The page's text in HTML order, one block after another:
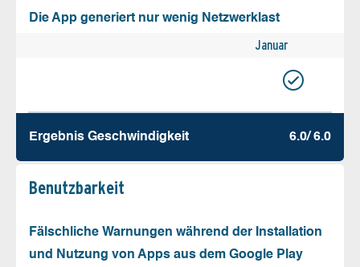
Die App generiert nur wenig Netzwerklast
Januar
Ergebnis Geschw­indigkeit 6.0/ 6.0
Benutz­barkeit
Fälschliche Warnungen während der Installation
und Nutzung von Apps aus dem Google Play